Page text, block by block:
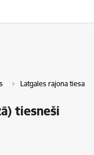
Latgales rajona tiesa
tiesneši